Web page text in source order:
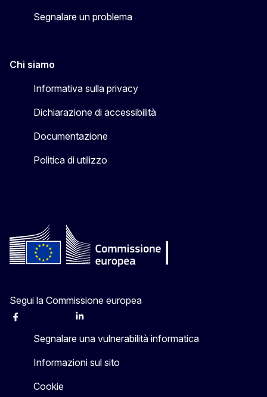
Segnalare un problema
Chi siamo
Informativa sulla privacy
Dichiarazione di accessibilità
Documentazione
Politica di utilizzo
Segui la Commissione europea
Facebook Linkedin
Segnalare una vulnerabilità informatica
Informazioni sul sito
Cookie